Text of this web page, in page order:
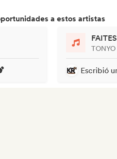
a estos artistas
TONYO
Escribió